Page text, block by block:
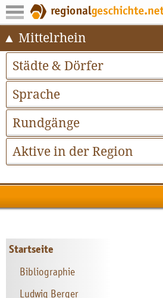
Mittelrhein
Städte & Dörfer
Sprache
Rundgänge
Aktive in der Region
Startseite
Bibliographie
Ludwig Berger